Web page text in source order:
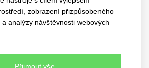
zobrazení přizpůsobeného
analýzy návštěvnosti webových
Přijmout vše
7 barev